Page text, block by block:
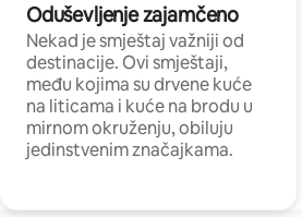
Oduševljenje zajamčeno
Nekad je smještaj važniji od
destinacije. Ovi smještaji,
među kojima su drvene kuće
na liticama i kuće na brodu u
mirnom okruženju, obiluju
jedinstvenim značajkama.